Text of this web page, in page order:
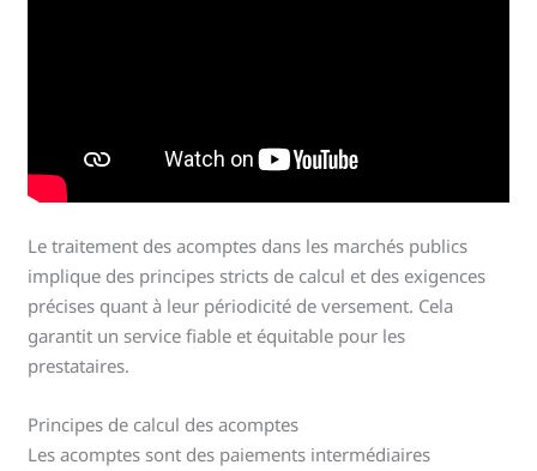
Le traitement des acomptes dans les marchés publics
implique des principes stricts de calcul et des exigences
précises quant à leur périodicité de versement. Cela
garantit un service fiable et équitable pour les
prestataires.
Principes de calcul des acomptes
Les acomptes sont des paiements intermédiaires